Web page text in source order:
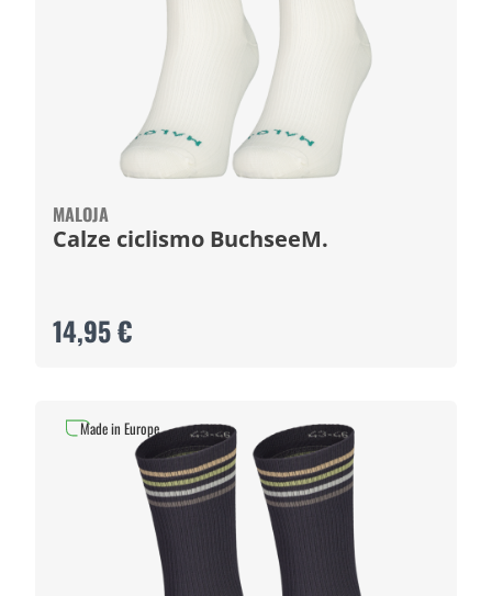
MALOJA
Calze ciclismo BuchseeM.
14,95 €
Made in Europe